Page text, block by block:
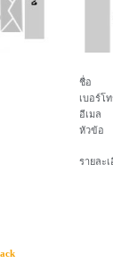
ชื่อ
เบอร์โ
อีเมล
หัวข้อ
รายละ